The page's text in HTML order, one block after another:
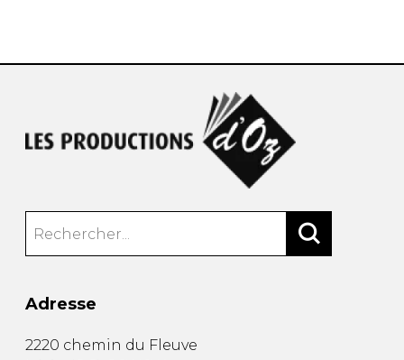
Adresse
2220 chemin du Fleuve